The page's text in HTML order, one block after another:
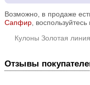
Возможно, в продаже
Сапфир ,
Кулоны Золотая линия
Отзывы